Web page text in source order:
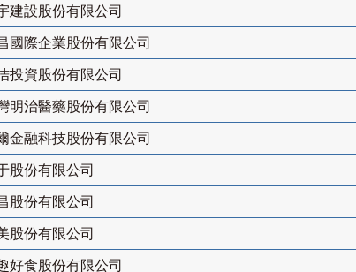
建設股份有限公司
國際企業股份有限公司
投資股份有限公司
明治醫藥股份有限公司
金融科技股份有限公司
股份有限公司
股份有限公司
股份有限公司
好食股份有限公司